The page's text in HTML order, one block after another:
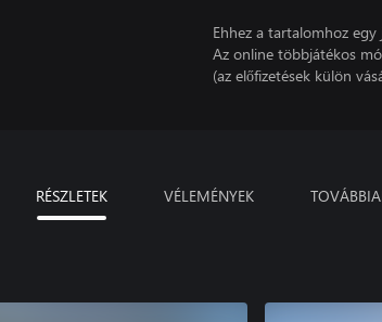
Ehhez a tartalomhoz
Az online többjátékos
(az előfizetések külön
RÉSZLETEK VÉLEMÉNYEK